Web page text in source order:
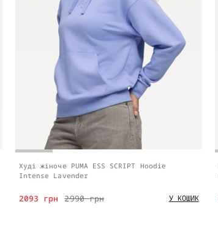
Худі жіноче PUMA ESS SCRIPT Hoodie
Intense Lavender
2990 грн
2093 грн У КОШИК